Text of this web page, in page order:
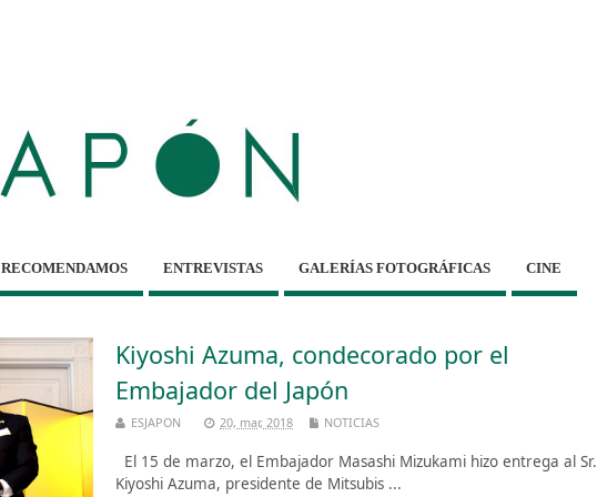
RECOMENDAMOS ENTREVISTAS GALERÍAS FOTOGRÁFICAS CINE
Kiyoshi Azuma, condecorado por el
Embajador del Japón
ESJAPON 20, mar, 2018 NOTICIAS
El 15 de marzo, el Embajador Masashi Mizukami hizo entrega al Sr.
Kiyoshi Azuma, presidente de Mitsubis ...